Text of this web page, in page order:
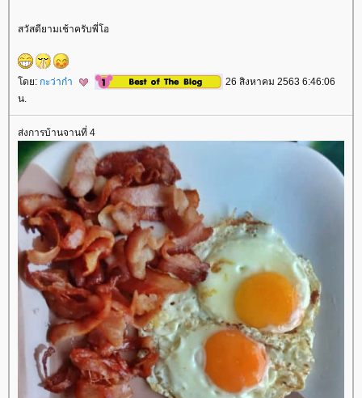
สวัสดียามเช้าครับพี่โอ
ดย: กะว่าก๋า
26 สิงหาคม 2563 6:46:06
น.
ส่งการบ้านจานที่ 4